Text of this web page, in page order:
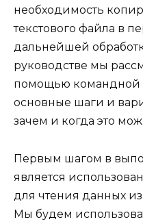
необходимость
текстового файла в
дальнейшей
руководстве мы
помощью командной
основные шаги и
зачем и когда это
Первым шагом в
является
для чтения данных
Мы будем